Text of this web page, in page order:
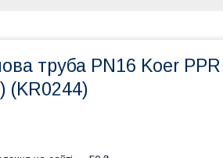
труба PN16 Koer PPR
(KR0244)